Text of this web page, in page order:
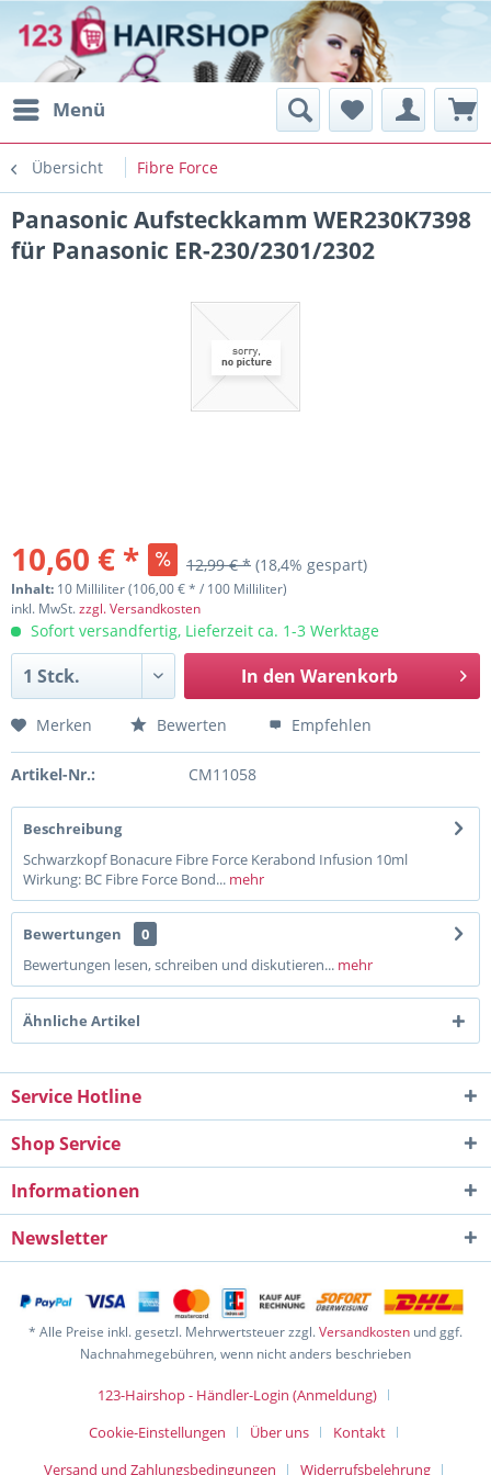
Menü
Übersicht Fibre Force
Panasonic Aufsteckkamm WER230K7398
für Panasonic ER-230/2301/2302
10,60 € * 12,99 € * (18,4% gespart)
Inhalt: 10 Milliliter (106,00 € * / 100 Milliliter)
inkl. MwSt.zzgl. Versandkosten
Sofort versandfertig, Lieferzeit ca. 1-3 Werktage
In den Warenkorb
Merken Bewerten Empfehlen
Artikel-Nr.: CM11058
Beschreibung
Schwarzkopf Bonacure Fibre Force Kerabond Infusion 10ml
Wirkung: BC Fibre Force Bond... mehr
Bewertungen
0
Bewertungen lesen, schreiben und diskutieren... mehr
Ähnliche Artikel
Service Hotline
Shop Service
Informationen
Newsletter
* Alle Preise inkl. gesetzl. Mehrwertsteuer zzgl.Versandkosten und ggf.
Nachnahmegebühren, wenn nicht anders beschrieben
123-Hairshop - Händler-Login (Anmeldung)
Cookie-Einstellungen
Über uns
Kontakt
Versand und Zahlungsbedingungen
Widerrufsbelehrung